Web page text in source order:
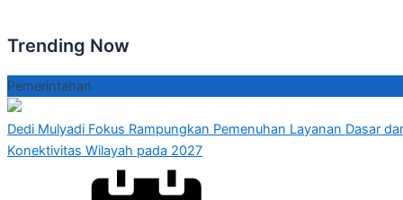
Trending Now
Pemerintahan
Dedi Mulyadi Fokus Rampungkan Pemenuhan Layanan Dasar
Konektivitas Wilayah pada 2027